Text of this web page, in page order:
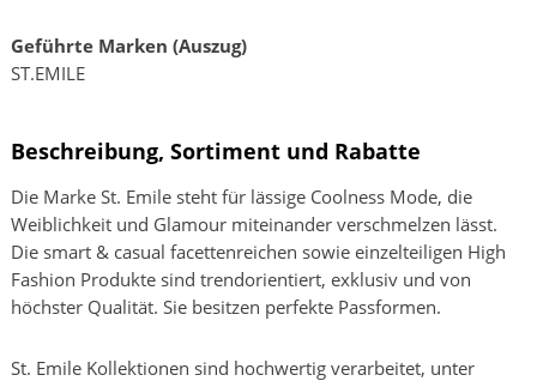
Geführte Marken (Auszug)
ST.EMILE
Beschreibung, Sortiment und Rabatte
Die Marke St. Emile steht für lässige Coolness Mode, die
Weiblichkeit und Glamour miteinander verschmelzen lässt.
Die smart & casual facettenreichen sowie einzelteiligen High
Fashion Produkte sind trendorientiert, exklusiv und von
höchster Qualität. Sie besitzen perfekte Passformen.
St. Emile Kollektionen sind hochwertig verarbeitet, unter